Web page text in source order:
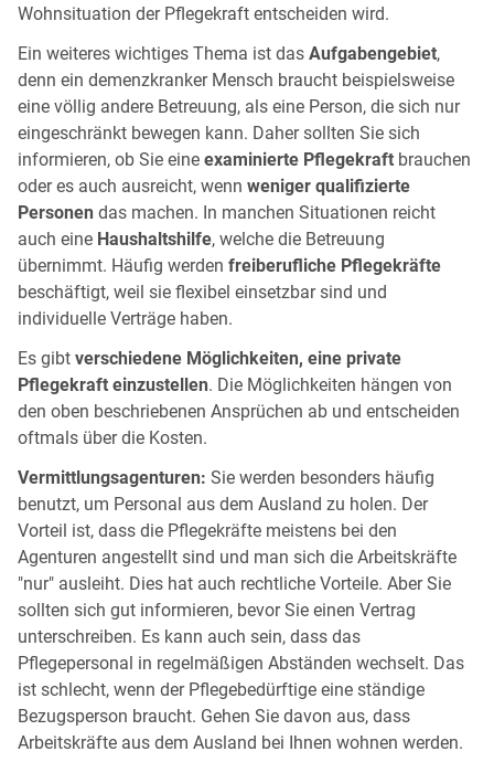
Wohnsituation der Pflegekraft entscheiden wird.
Ein weiteres wichtiges Thema ist das Aufgabengebiet,
denn ein demenzkranker Mensch braucht beispielsweise
eine völlig andere Betreuung, als eine Person, die sich nur
eingeschränkt bewegen kann. Daher sollten Sie sich
informieren, ob Sie eine examinierte Pflegekraft brauchen
oder es auch ausreicht, wenn weniger qualifizierte
Personen das machen. In manchen Situationen reicht
auch eine Haushaltshilfe, welche die Betreuung
übernimmt. Häufig werden freiberufliche Pflegekräfte
beschäftigt, weil sie flexibel einsetzbar sind und
individuelle Verträge haben.
Es gibt verschiedene Möglichkeiten, eine private
Pflegekraft einzustellen. Die Möglichkeiten hängen von
den oben beschriebenen Ansprüchen ab und entscheiden
oftmals über die Kosten.
Vermittlungsagenturen: Sie werden besonders häufig
benutzt, um Personal aus dem Ausland zu holen. Der
Vorteil ist, dass die Pflegekräfte meistens bei den
Agenturen angestellt sind und man sich die Arbeitskräfte
"nur" ausleiht. Dies hat auch rechtliche Vorteile. Aber Sie
sollten sich gut informieren, bevor Sie einen Vertrag
unterschreiben. Es kann auch sein, dass das
Pflegepersonal in regelmäßigen Abständen wechselt. Das
ist schlecht, wenn der Pflegebedürftige eine ständige
Bezugsperson braucht. Gehen Sie davon aus, dass
Arbeitskräfte aus dem Ausland bei Ihnen wohnen werden.